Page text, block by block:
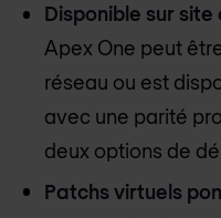
Disponible sur
Apex One peut
réseau ou est
avec une parité
deux options de
Patchs virtuels